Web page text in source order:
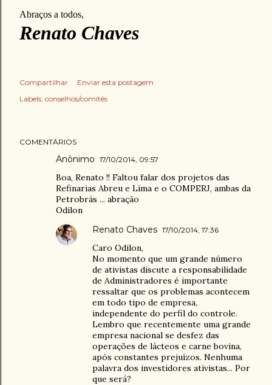
Abraços a todos,
Renato Chaves
Compartilhar
Enviar esta postagem
Labels: conselhos/comitês
COMENTÁRIOS
Anônimo 17/10/2014, 09:57
Boa, Renato !! Faltou falar dos projetos das
Refinarias Abreu e Lima e o COMPERJ, ambas da
Petrobrás ... abração
Odilon
Renato Chaves 17/10/2014, 17:36
Caro Odilon,
No momento que um grande número
de ativistas discute a responsabilidade
de Administradores é importante
ressaltar que os problemas acontecem
em todo tipo de empresa,
independente do perfil do controle.
Lembro que recentemente uma grande
empresa nacional se desfez das
operações de lácteos e carne bovina,
após constantes prejuízos. Nenhuma
palavra dos investidores ativistas... Por
que será?